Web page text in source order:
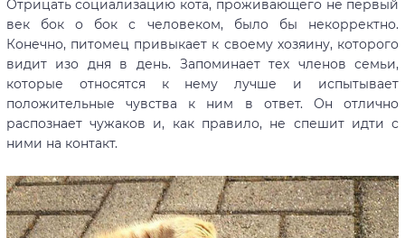
Отрицать социализацию кота, проживающего не первый
век бок о бок с человеком, было бы некорректно.
Конечно, питомец привыкает к своему хозяину, которого
видит изо дня в день. Запоминает тех членов семьи,
которые относятся к нему лучше и испытывает
положительные чувства к ним в ответ. Он отлично
распознает чужаков и, как правило, не спешит идти с
ними на контакт.